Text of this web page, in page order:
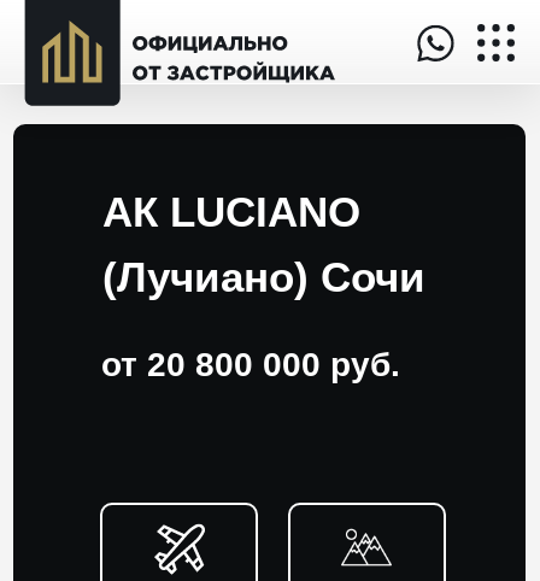
от 20 800 000 руб.
АК LUCIANO
(Лучиано) Сочи